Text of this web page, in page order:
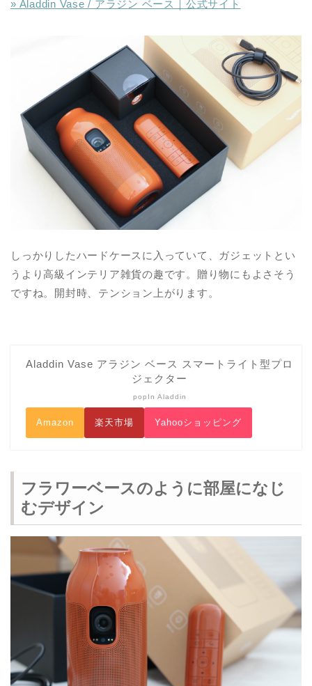
» Aladdin Vase / アラジン ベース｜公式サイト
しっかりしたハードケースに入っていて、ガジェットとい
うより高級インテリア雑貨の趣です。贈り物にもよさそう
ですね。開封時、テンション上がります。
Aladdin Vase アラジン ベース スマートライト型プロ
ジェクター
popIn Aladdin
Amazon 楽天市場 Yahooショッピング
フラワーベースのように部屋になじ
むデザイン